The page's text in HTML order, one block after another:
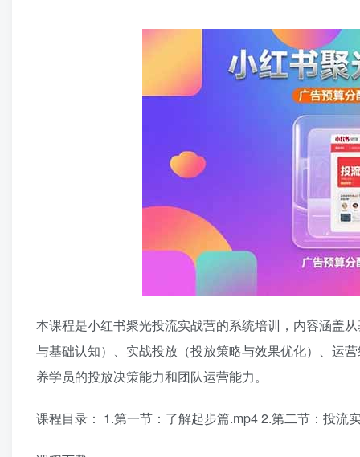
本课程是小红书聚光投流实战营的系统培训，内容涵盖
与基础认知）、实战投放（投放策略与效果优化）、运
养学员的投放决策能力和团队运营能力。
课程目录： 1.第一节：了解起步篇.mp4 2.第二节：投流